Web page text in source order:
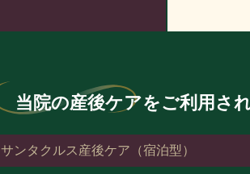
当院の産後ケアをご利用さ
サンタクルス産後ケア（宿泊型）